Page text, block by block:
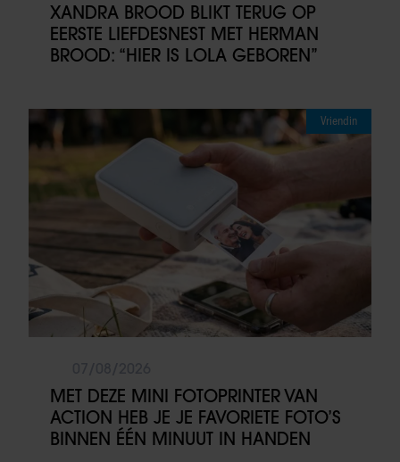
XANDRA BROOD BLIKT TERUG OP
EERSTE LIEFDESNEST MET HERMAN
BROOD: “HIER IS LOLA GEBOREN”
Vriendin
MET DEZE MINI FOTOPRINTER VAN
ACTION HEB JE JE FAVORIETE FOTO’S
BINNEN ÉÉN MINUUT IN HANDEN